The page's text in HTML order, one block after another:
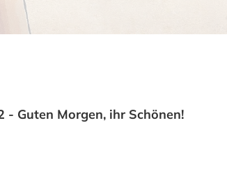
- Guten Morgen, ihr Schönen!